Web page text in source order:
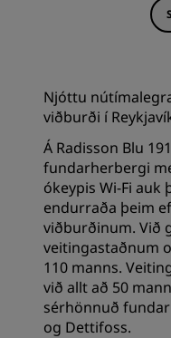
Njóttu
viðburði í
Á Radisson Blu
fundarherbergi
ókeypis Wi-Fi auk
endurraða þeim
viðburðinum. Við
veitingastaðnum
110 manns.
við allt að 50
sérhönnuð
og Dettifoss.